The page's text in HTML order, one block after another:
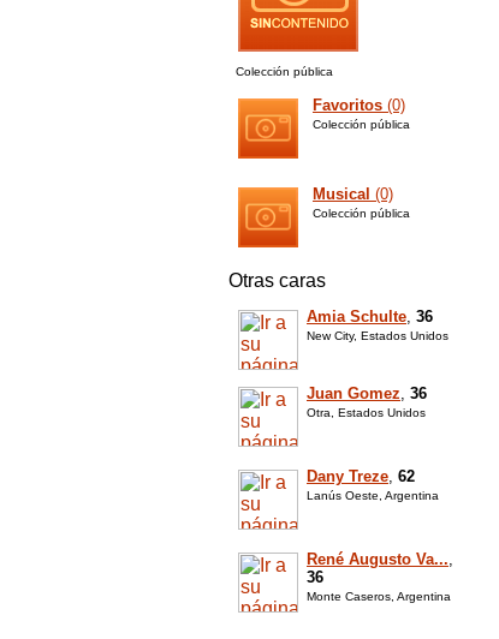
Colección pública
Favoritos (0)
Colección pública
Musical (0)
Colección pública
Otras caras
Amia Schulte, 36
New City, Estados Unidos
Juan Gomez, 36
Otra, Estados Unidos
Dany Treze, 62
Lanús Oeste, Argentina
René Augusto Va...,
36
Monte Caseros, Argentina